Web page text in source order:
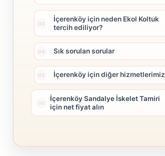
İçerenköy için neden Ekol Koltuk
tercih ediliyor?
Sık sorulan sorular
İçerenköy için diğer hizmetlerimiz
İçerenköy Sandalye İskelet Tamiri
için net fiyat alın